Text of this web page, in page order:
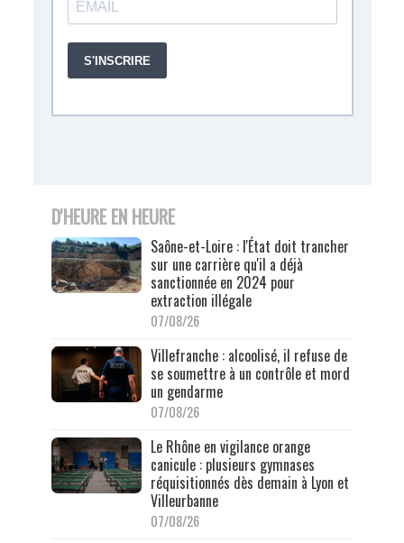
D'HEURE EN HEURE
Saône-et-Loire : l'État doit trancher
sur une carrière qu'il a déjà
sanctionnée en 2024 pour
extraction illégale
07/08/26
Villefranche : alcoolisé, il refuse de
se soumettre à un contrôle et mord
un gendarme
07/08/26
Le Rhône en vigilance orange
canicule : plusieurs gymnases
réquisitionnés dès demain à Lyon et
Villeurbanne
07/08/26